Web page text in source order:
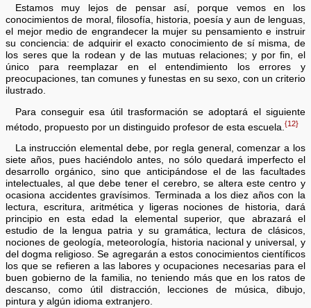
Estamos muy lejos de pensar así, porque vemos en los
conocimientos de moral, filosofía, historia, poesía y aun de lenguas,
el mejor medio de engrandecer la mujer su pensamiento e instruir
su conciencia: de adquirir el exacto conocimiento de sí misma, de
los seres que la rodean y de las mutuas relaciones; y por fin, el
único para reemplazar en el entendimiento los errores y
preocupaciones, tan comunes y funestas en su sexo, con un criterio
ilustrado.
Para conseguir esa útil trasformación se adoptará el siguiente
método, propuesto por un distinguido profesor de esta escuela.{12}
La instrucción elemental debe, por regla general, comenzar a los
siete años, pues haciéndolo antes, no sólo quedará imperfecto el
desarrollo orgánico, sino que anticipándose el de las facultades
intelectuales, al que debe tener el cerebro, se altera este centro y
ocasiona accidentes gravísimos. Terminada a los diez años con la
lectura, escritura, aritmética y ligeras nociones de historia, dará
principio en esta edad la elemental superior, que abrazará el
estudio de la lengua patria y su gramática, lectura de clásicos,
nociones de geología, meteorología, historia nacional y universal, y
del dogma religioso. Se agregarán a estos conocimientos científicos
los que se refieren a las labores y ocupaciones necesarias para el
buen gobierno de la familia, no teniendo más que en los ratos de
descanso, como útil distracción, lecciones de música, dibujo,
pintura y algún idioma extranjero.